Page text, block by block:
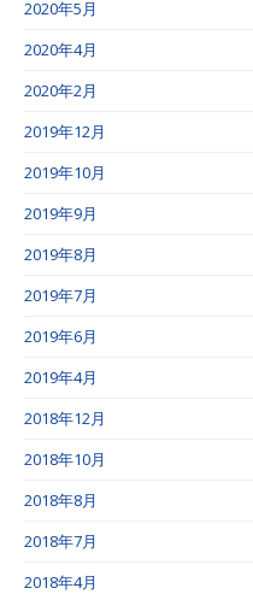
2020年5月
2020年4月
2020年2月
2019年12月
2019年10月
2019年9月
2019年8月
2019年7月
2019年6月
2019年4月
2018年12月
2018年10月
2018年8月
2018年7月
2018年4月